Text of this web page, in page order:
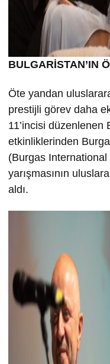
BULGARİSTAN’IN
Öte yandan
prestijli görev daha
11’incisi düzenlenen
etkinliklerinden
(Burgas International
yarışmasının
aldı.